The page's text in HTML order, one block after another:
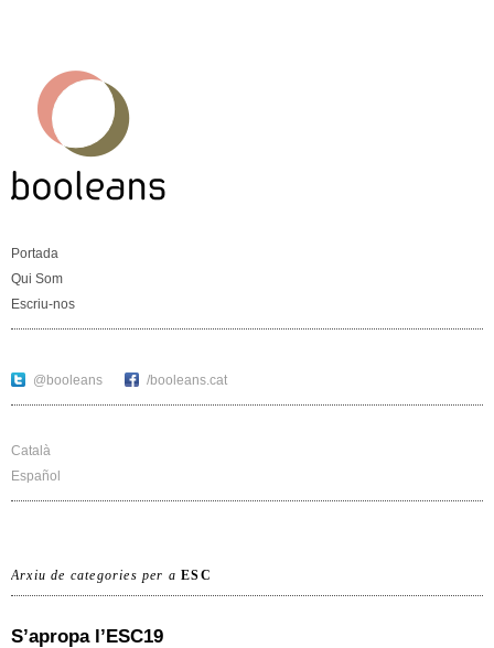
Portada
Qui Som
Escriu-nos
@booleans /booleans.cat
Català
Español
Arxiu de categories per aESC
S’apropa l’ESC19